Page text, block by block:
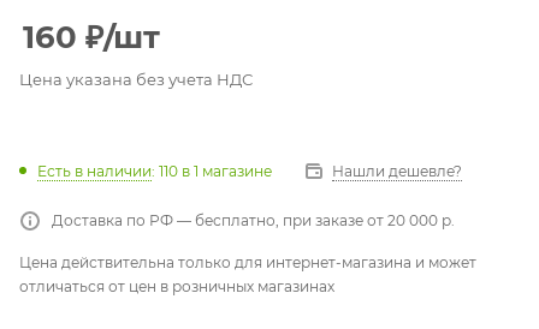
160 ₽/шт
Цена указана без учета НДС
Есть в наличии: 110 в 1 магазине Нашли дешевле?
Доставка по РФ — бесплатно, при заказе от 20 000 р.
Цена действительна только для интернет-магазина и может
отличаться от цен в розничных магазинах